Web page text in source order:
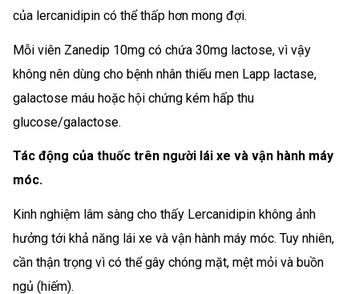
của lercanidipin có thể thấp hơn mong đợi.
Mỗi viên Zanedip 10mg có chứa 30mg lactose, vì vậy
không nên dùng cho bệnh nhân thiếu men Lapp lactase,
galactose máu hoặc hội chứng kém hấp thu
glucose/galactose.
Tác động của thuốc trên người lái xe và vận hành máy
móc.
Kinh nghiệm lâm sàng cho thấy Lercanidipin không ảnh
hưởng tới khả năng lái xe và vận hành máy móc. Tuy nhiên,
cần thận trọng vì có thể gây chóng mặt, mệt mỏi và buồn
ngủ (hiếm).